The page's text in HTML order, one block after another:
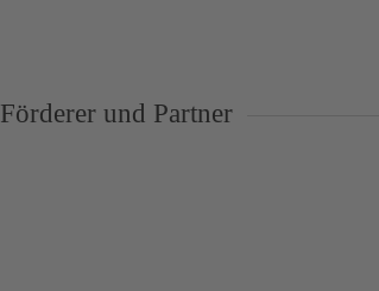
Förderer und Partner